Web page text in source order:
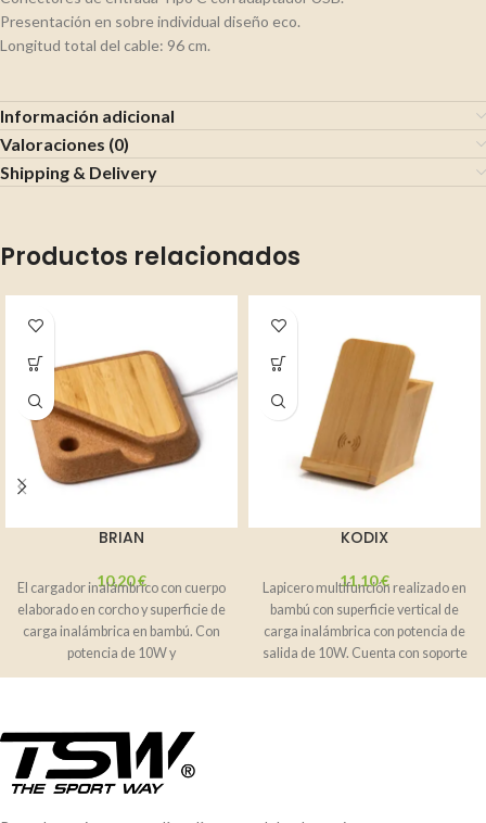
Presentación en sobre individual diseño eco.
Longitud total del cable: 96 cm.
Información adicional
Valoraciones (0)
Shipping & Delivery
Productos relacionados
BRIAN
10,20€
El cargador inalámbrico con cuerpo
elaborado en corcho y superficie de
carga inalámbrica en bambú. Con
potencia de 10W y
KODIX
11,10€
Lapicero multifunción realizado en
bambú con superficie vertical de
carga inalámbrica con potencia de
salida de 10W. Cuenta con soporte